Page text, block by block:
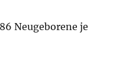
Neugeborene je